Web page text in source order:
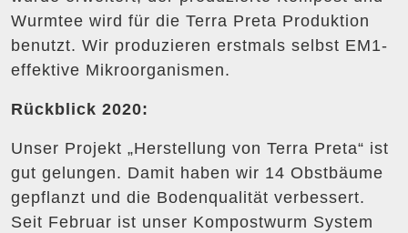
Wurmtee wird für die Terra Preta Produktion
benutzt. Wir produzieren erstmals selbst EM1-
effektive Mikroorganismen.
Rückblick 2020:
Unser Projekt „Herstellung von Terra Preta“ ist
gut gelungen. Damit haben wir 14 Obstbäume
gepflanzt und die Bodenqualität verbessert.
Seit Februar ist unser Kompostwurm System